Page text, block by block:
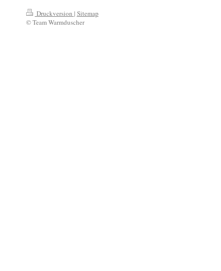
Druckversion | Sitemap
© Team Warmduscher